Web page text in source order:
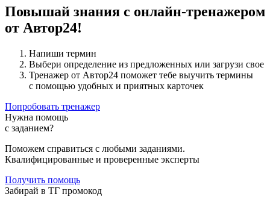
Повышай знания с онлайн-тренажером
от Автор24!
Напиши термин
Выбери определение из предложенных или загрузи свое
Тренажер от Автор24 поможет тебе выучить термины
с помощью удобных и приятных карточек
Попробовать тренажер
Нужна помощь
с заданием?
Поможем справиться с любыми заданиями.
Квалифицированные и проверенные эксперты
Получить помощь
Забирай в ТГ промокод